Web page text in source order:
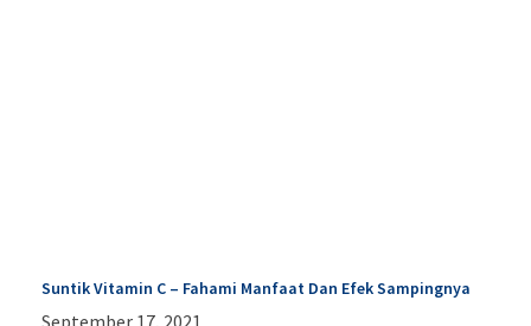
Suntik Vitamin C – Fahami Manfaat Dan Efek Sampingnya